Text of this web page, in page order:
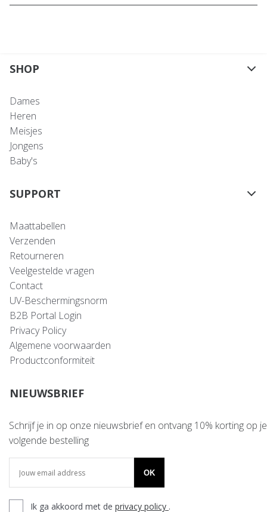
SHOP
Dames
Heren
Meisjes
Jongens
Baby's
SUPPORT
Maattabellen
Verzenden
Retourneren
Veelgestelde vragen
Contact
UV-Beschermingsnorm
B2B Portal Login
Privacy Policy
Algemene voorwaarden
Productconformiteit
NIEUWSBRIEF
Schrijf je in op onze nieuwsbrief en ontvang 10% korting op je
volgende bestelling
OK
Ik ga akkoord met de privacy policy .